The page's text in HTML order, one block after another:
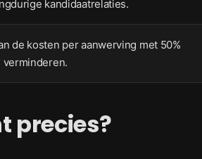
kandidaatrelaties.
de kosten per aanwerving met 50%
verminderen.
precies?